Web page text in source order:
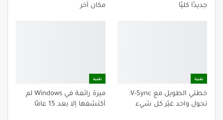
جديدًا كليًا
مكان آخر
تقنية
خطئي الطويل مع V-Sync:
تحول واحد غيّر كل شيء
تقنية
ميزة رائعة في Windows لم
أكتشفها إلا بعد 15 عامًا